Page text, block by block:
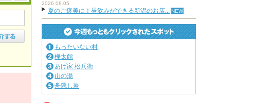
2026.08.05
夏のご褒美に！昼飲みができる新潟のお店...
もったいない村
樺太館
あげ家 松兵衛
山の湯
舟隠し岩